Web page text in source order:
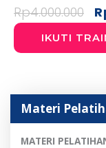
Rp4.000.000
IKUTI
Materi
MATERI